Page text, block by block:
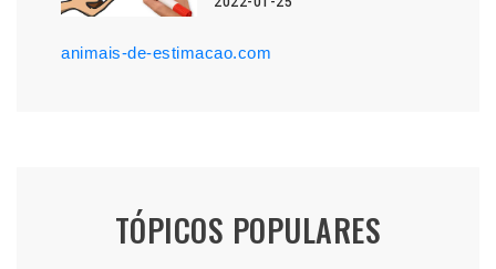
animais-de-estimacao.com
TÓPICOS POPULARES